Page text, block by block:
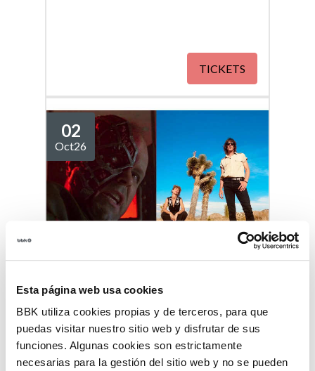
Esta página web usa cookies
BBK utiliza cookies propias y de terceros, para que
puedas visitar nuestro sitio web y disfrutar de sus
funciones. Algunas cookies son estrictamente
necesarias para la gestión del sitio web y no se pueden
TICKETS
02
Oct26
NIÑA COYOTE ETA CHICO
TORNADO "ACCIÓN MUTANTE"
/ TRACKING BILBAO 14
Sala BBK
10,00€